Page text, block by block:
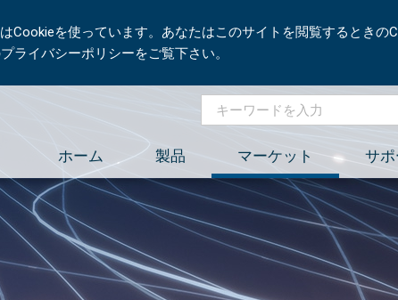
Cookieを使っています。あなたはこのサイトを閲覧するときの
ライバシーポリシーをご覧下さい。
ホーム 製品 マーケット サ